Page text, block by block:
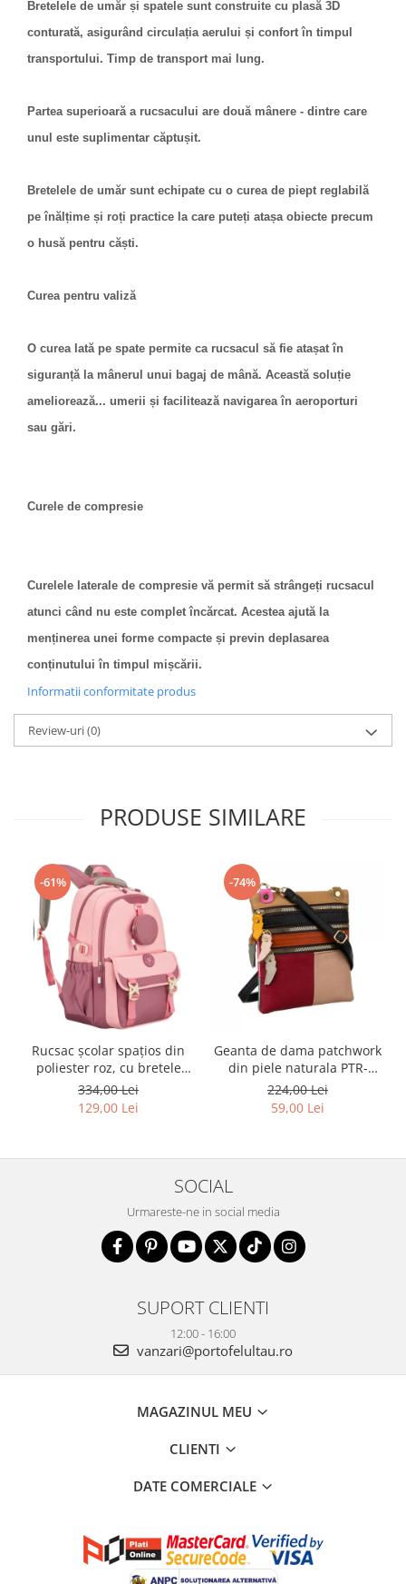
Bretelele de umăr și spatele sunt construite cu plasă 3D
conturată, asigurând circulația aerului și confort în timpul
transportului. Timp de transport mai lung.
Partea superioară a rucsacului are două mânere - dintre care
unul este suplimentar căptușit.
Bretelele de umăr sunt echipate cu o curea de piept reglabilă
pe înălțime și roți practice la care puteți atașa obiecte precum
o husă pentru căști.
Curea pentru valiză
O curea lată pe spate permite ca rucsacul să fie atașat în
siguranță la mânerul unui bagaj de mână. Această soluție
ameliorează... umerii și facilitează navigarea în aeroporturi
sau gări.
Curele de compresie
Curelele laterale de compresie vă permit să strângeți rucsacul
atunci când nu este complet încărcat. Acestea ajută la
menținerea unei forme compacte și previn deplasarea
conținutului în timpul mișcării.
Informatii conformitate produs
Review-uri(0)
PRODUSE SIMILARE
-61%
Rucsac școlar spațios din
poliester roz, cu bretele
reglabile - Peterson PTR-
PTN 8610-1327 PINK
334,00 Lei
129,00 Lei
-74%
Geanta de dama patchwork
din piele naturala PTR-
1718-SKL-6922 MULTI
224,00 Lei
59,00 Lei
SOCIAL
Urmareste-ne in social media
SUPORT CLIENTI
12:00 - 16:00
vanzari@portofelultau.ro
MAGAZINUL MEU
CLIENTI
DATE COMERCIALE